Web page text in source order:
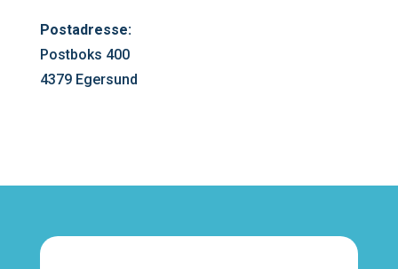
Postadresse:
Postboks 400
4379 Egersund